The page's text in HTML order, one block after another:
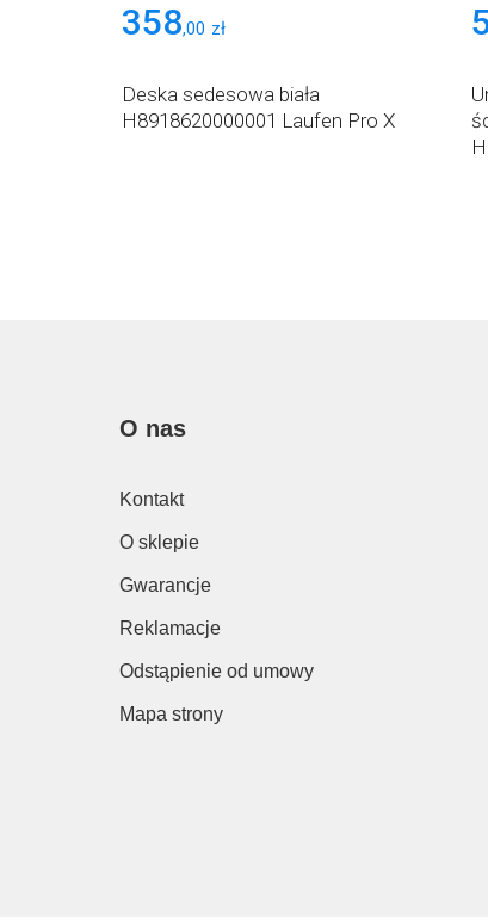
358,00 zł
Deska sedesowa biała
H8918620000001 Laufen Pro X
O nas
Kontakt
O sklepie
Gwarancje
Reklamacje
Odstąpienie od umowy
Mapa strony